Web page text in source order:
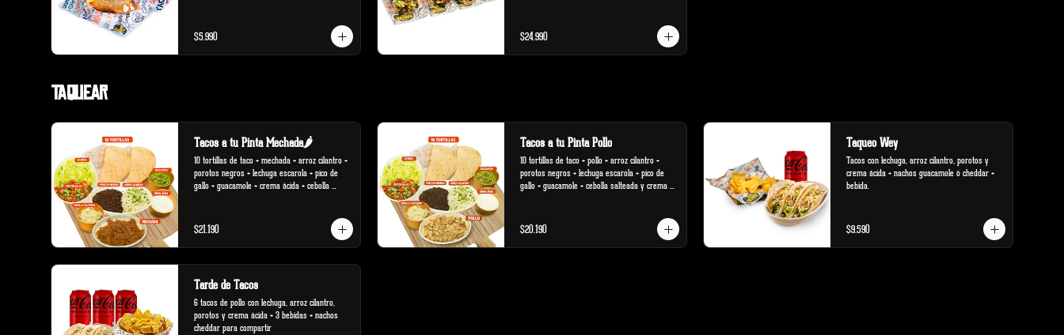
$5.990 $24.990
Taquear
Tacos a tu Pinta Mechada🌶️
10 tortillas de taco + mechada + arroz cilantro +
porotos negros + lechuga escarola + pico de
gallo + guacamole + crema ácida + cebolla
$21.190
Tacos a tu Pinta Pollo
10 tortillas de taco + pollo + arroz cilantro +
porotos negros + lechuga escarola + pico de
gallo + guacamole + cebolla salteada y crema
$20.190
Taqueo Wey
Tacos con lechuga, arroz cilantro, porotos y
crema ácida + nachos guacamole ó cheddar +
bebida.
$9.590
Tarde de Tacos
6 tacos de pollo con lechuga, arroz cilantro,
porotos y crema ácida + 3 bebidas + nachos
cheddar para compartir